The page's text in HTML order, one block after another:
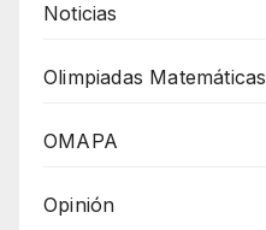
Noticias
Olimpiadas Matemáticas
OMAPA
Opinión